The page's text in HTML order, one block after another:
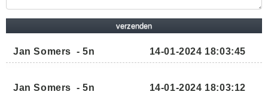
Jan Somers -5n 14-01-2024 18:03:45
Jan Somers -5n 14-01-2024 18:03:12